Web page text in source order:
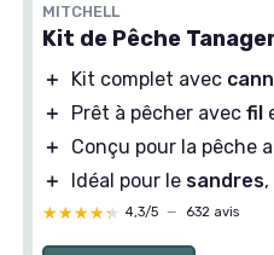
MITCHELL
Kit de Pêche
＋ Kit complet avec
＋
Prêt à pêcher avec fil
＋
Conçu pour la pêche
＋
Idéal pour le sandres,
★★★★★
★★★★★ 4,3/5 — 632 avis